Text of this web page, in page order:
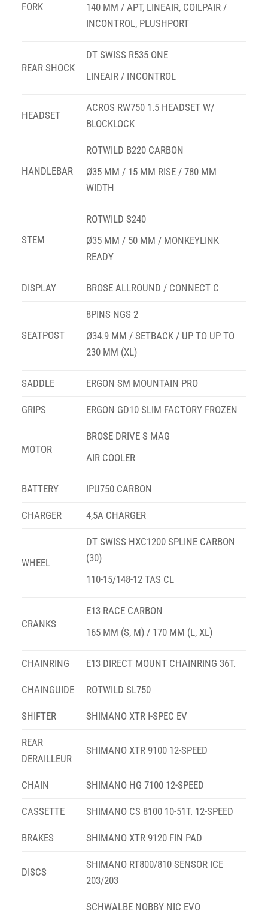
FORK
140 MM / APT, LINEAIR, COILPAIR /
INCONTROL, PLUSHPORT
REAR SHOCK
DT SWISS R535 ONE
LINEAIR / INCONTROL
HEADSET
ACROS RW750 1.5 HEADSET W/
BLOCKLOCK
HANDLEBAR
ROTWILD B220 CARBON
Ø35 MM / 15 MM RISE / 780 MM
WIDTH
STEM
ROTWILD S240
Ø35 MM / 50 MM / MONKEYLINK
READY
DISPLAY BROSE ALLROUND / CONNECT C
SEATPOST
8PINS NGS 2
Ø34.9 MM / SETBACK / UP TO UP TO
230 MM (XL)
SADDLE ERGON SM MOUNTAIN PRO
GRIPS ERGON GD10 SLIM FACTORY FROZEN
MOTOR
BROSE DRIVE S MAG
AIR COOLER
BATTERY IPU750 CARBON
CHARGER 4,5A CHARGER
WHEEL
DT SWISS HXC1200 SPLINE CARBON
(30)
110-15/148-12 TAS CL
CRANKS
E13 RACE CARBON
165 MM (S, M) / 170 MM (L, XL)
CHAINRING E13 DIRECT MOUNT CHAINRING 36T.
CHAINGUIDE ROTWILD SL750
SHIFTER SHIMANO XTR I-SPEC EV
REAR
DERAILLEUR
SHIMANO XTR 9100 12-SPEED
CHAIN SHIMANO HG 7100 12-SPEED
CASSETTE SHIMANO CS 8100 10-51T. 12-SPEED
BRAKES SHIMANO XTR 9120 FIN PAD
DISCS
SHIMANO RT800/810 SENSOR ICE
203/203
SCHWALBE NOBBY NIC EVO